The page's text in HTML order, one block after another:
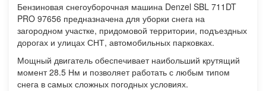
Бензиновая снегоуборочная машина Denzel SBL 711DT
PRO 97656 предназначена для уборки снега на
загородном участке, придомовой территории, подъездных
дорогах и улицах СНТ, автомобильных парковках.
Мощный двигатель обеспечивает наибольший крутящий
момент 28.5 Нм и позволяет работать с любым типом
снега в самых сложных погодных условиях.